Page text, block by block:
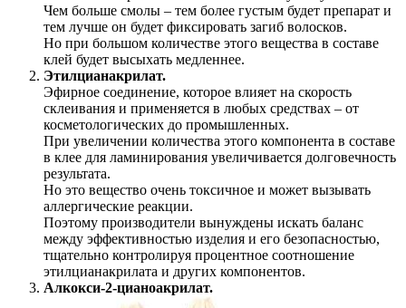
Чем больше смолы – тем более густым будет препарат и
тем лучше он будет фиксировать загиб волосков.
Но при большом количестве этого вещества в составе
клей будет высыхать медленнее.
Этилцианакрилат.
Эфирное соединение, которое влияет на скорость
склеивания и применяется в любых средствах – от
косметологических до промышленных.
При увеличении количества этого компонента в составе
в клее для ламинирования увеличивается долговечность
результата.
Но это вещество очень токсичное и может вызывать
аллергические реакции.
Поэтому производители вынуждены искать баланс
между эффективностью изделия и его безопасностью,
тщательно контролируя процентное соотношение
этилцианакрилата и других компонентов.
Алкокси-2-цианоакрилат.